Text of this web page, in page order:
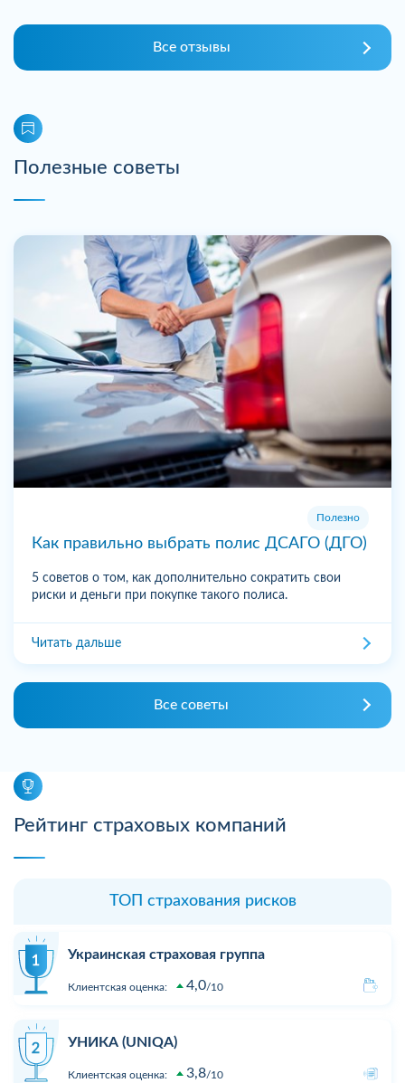
Все отзывы
Полезные советы
Полезно
Как правильно выбрать полис ДСАГО (ДГО)
5 советов о том, как дополнительно сократить свои
риски и деньги при покупке такого полиса.
Читать дальше
Все советы
Рейтинг страховых компаний
ТОП страхования рисков
Украинская страховая группа
Клиентская оценка: 4,0 10
УНИКА (UNIQA)
Клиентская оценка: 3,8 10